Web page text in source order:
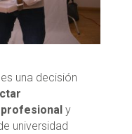
una decisión
y
universidad